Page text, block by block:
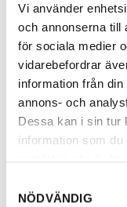
Vi använder
och annonserna till
för sociala medier
vidarebefordrar
information från
annons- och
Dessa kan i sin tur
information som
samlat in när du
NÖDVÄNDIG
Information
Julen ska
torget i Arvika
och musik.
vara med!